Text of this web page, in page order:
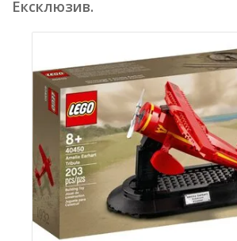
Ексклюзив.